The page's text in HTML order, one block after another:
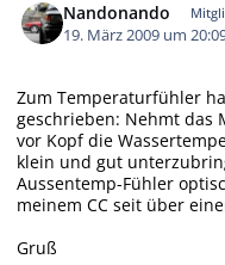
Nandonando
19. März 2009 um
Zum Temperaturfühler
geschrieben: Nehmt das
vor Kopf die
klein und gut
Aussentemp-Fühler
meinem CC seit über
Gruß